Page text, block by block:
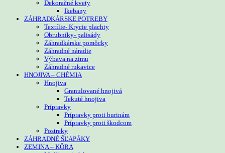
Dekoračné kvety
Ikebany
ZÁHRADKÁRSKE POTREBY
Textílie- Krycie plachty
Obrubníky- palisády
Záhradkárske pomôcky
Záhradné náradie
Výbava na zimu
Záhradné rukavice
HNOJIVA – CHÉMIA
Hnojiva
Granulované hnojivá
Tekuté hnojiva
Prípravky
Prípravky proti burinám
Prípravky proti škodcom
Postreky
ZÁHRADNÉ ŠĽAPÁKY
ZEMINA – KÔRA